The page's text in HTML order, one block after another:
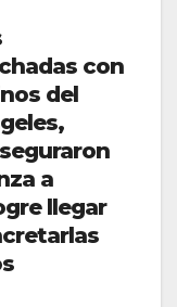
con
del
a
llegar